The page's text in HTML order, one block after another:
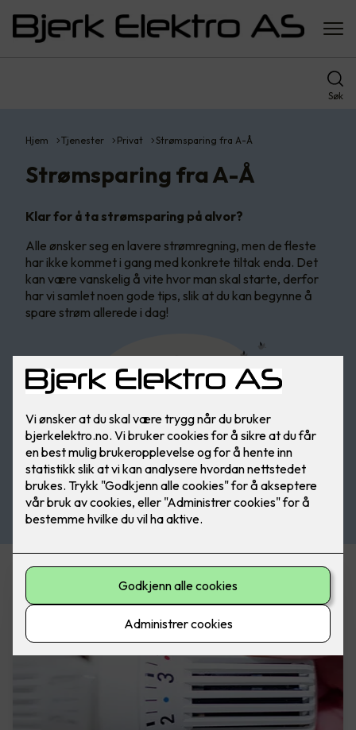
Søk
Hjem Tjenester Privat Strømsparing fra A-Å
Strømsparing fra A-Å
Klar for å ta strømsparing på alvor?
Alle ønsker seg en lavere strømregning, men de fleste
har ikke kommet i gang med konkrete tiltak enda. Det
kan være vanskelig å vite hvor man skal starte, derfor
har vi samlet noen gode tips, slik at du kan begynne å
spare strøm allerede i dag!